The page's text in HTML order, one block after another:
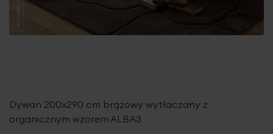
Dywan 200x290 cm brązowy wytłaczany z
organicznym wzorem ALBA3